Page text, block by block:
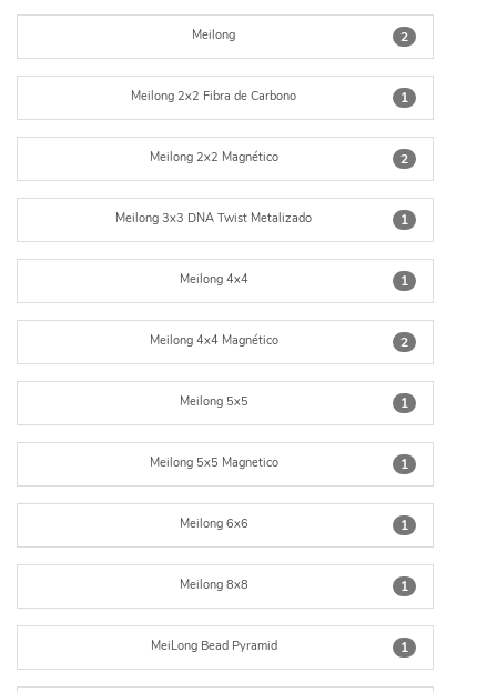
2
Meilong
1
Meilong 2x2 Fibra de Carbono
2
Meilong 2x2 Magnético
1
Meilong 3x3 DNA Twist Metalizado
1
Meilong 4x4
2
Meilong 4x4 Magnético
1
Meilong 5x5
1
Meilong 5x5 Magnetico
1
Meilong 6x6
1
Meilong 8x8
1
MeiLong Bead Pyramid